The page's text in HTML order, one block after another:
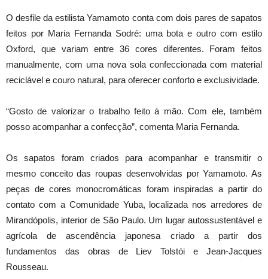
O desfile da estilista Yamamoto conta com dois pares de sapatos
feitos por Maria Fernanda Sodré: uma bota e outro com estilo
Oxford, que variam entre 36 cores diferentes. Foram feitos
manualmente, com uma nova sola confeccionada com material
reciclável e couro natural, para oferecer conforto e exclusividade.
“Gosto de valorizar o trabalho feito à mão. Com ele, também
posso acompanhar a confecção”, comenta Maria Fernanda.
Os sapatos foram criados para acompanhar e transmitir o
mesmo conceito das roupas desenvolvidas por Yamamoto. As
peças de cores monocromáticas foram inspiradas a partir do
contato com a Comunidade Yuba, localizada nos arredores de
Mirandópolis, interior de São Paulo. Um lugar autossustentável e
agrícola de ascendência japonesa criado a partir dos
fundamentos das obras de Liev Tolstói e Jean-Jacques
Rousseau.